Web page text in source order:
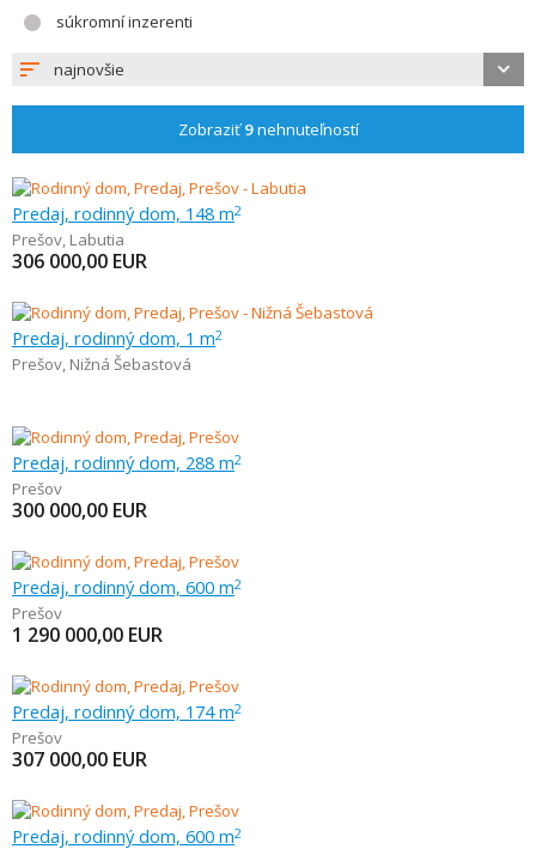
súkromní inzerenti
najnovšie
Zobraziť9nehnuteľností
Predaj, rodinný dom, 148 m2
Prešov, Labutia
306 000,00 EUR
Predaj, rodinný dom, 1 m2
Prešov, Nižná Šebastová
Predaj, rodinný dom, 288 m2
Prešov
300 000,00 EUR
Predaj, rodinný dom, 600 m2
Prešov
1 290 000,00 EUR
Predaj, rodinný dom, 174 m2
Prešov
307 000,00 EUR
Predaj, rodinný dom, 600 m2